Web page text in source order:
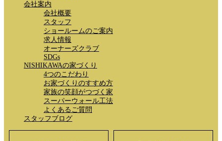
会社案内
会社概要
スタッフ
ショールームのご案内
求人情報
オーナーズクラブ
SDGs
NISHIKAWAの家づくり
4つのこだわり
お家づくりのすすめ方
家族の笑顔がつづく家
スーパーウォール工法
よくあるご質問
スタッフブログ